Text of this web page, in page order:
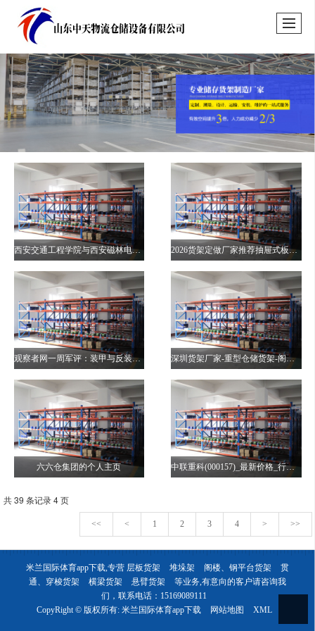
西安交通工程学院与西安磁林电气自动化工程有限公司举办战略协作签约并揭牌产学研协作基地 2026货架定做厂家推荐抽屉式板材货架重型伸缩式仓库称重多格定做厂家优选指南！
观察者网一周军评：装甲与反装甲的未来-席亚洲 深圳货架厂家-重型仓储货架-阁楼定做-深圳市兄弟仓储设备有限公司
六六仓集团的个人主页 中联重科(000157)_最新价格_行情_走势图—东方财富网
共 39 条记录 4 页
<< < 1 2 3 4 > >>
米兰国际体育app下载,专营 层板货架 堆垛架 阁楼、钢平台货架
贯
通、穿梭货架
横梁货架 悬臂货架
等业务,有意向的客户请咨询我
们，联系电话： 15169089111
CopyRight © 版权所有: 米兰国际体育app下载 网站地图 XML